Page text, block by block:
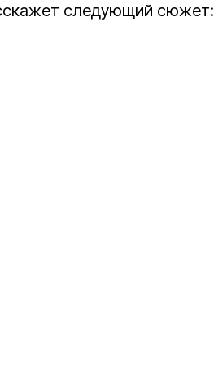
следующий сюжет: